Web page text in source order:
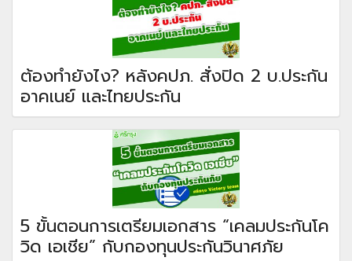
ต้องทำยังไง? หลังคปภ. สั่งปิด 2 บ.ประกัน
อาคเนย์ และไทยประกัน
5 ขั้นตอนการเตรียมเอกสาร “เคลมประกันโค
วิด เอเชีย” กับกองทุนประกันวินาศภัย